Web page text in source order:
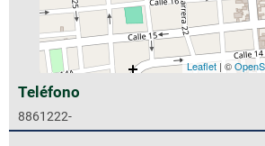
Leaflet| ©
Teléfono
8861222-